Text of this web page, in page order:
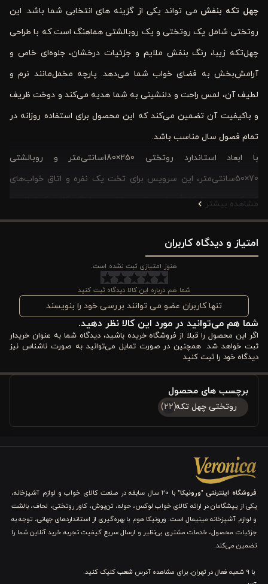
چهل تکه بنفش می تواند یکی از گزینه های انتخابی شما باشد. این
روتختی شامل یک روتختی و یک روبالشتی هماهنگ است که با طراحی
چهل‌تکه زیبا، رنگ بنفش ملایم و جزئیات درخشان، جلوه‌ای خاص و
آرامش‌بخش به فضای خواب شما می‌دهد. پارچه مخمل‌مانند نرم و
لطیف آن، لمس راحت و دلنشینی به شما هدیه می‌کند و دوخت ظریف
و باکیفیت آن تضمین می‌کند که این محصول برای استفاده روزانه در
تمام فصول سال مناسب باشد.
با ابعاد استاندارد روتختی 250×180سانتی‌متر و روبالشتی
70×50سانتی‌متر، این سرویس برای تخت یک نفره و اتاق خواب‌های
کوچک و متوسط کاملاً مناسب است. طراحی چهل‌تکه کلاسیک ایرانی با
رنگ بنفش، ترکیبی از سنت و مدرنیته را ارائه می‌دهد و باعث می‌شود
فضای اتاق خواب شما لوکس و جذاب به نظر برسد.
روتختی یک نفره ورونیکا؛ بهترین انتخاب برای هر سلیقه
عاشقان سبک کلاسیک و ایرانی:
اگر طرفدار دکوراسیون کلاسیک هستید،روتختی ورونیکا چهل تکه
بنفش بهترین گزینه برای شماست. رنگ بنفش و دوخت دقیق چهل‌تکه
با مبلمان چوبی، فرش‌های سنتی و پرده‌های طرح‌دار هماهنگ می‌شود و
جلوه‌ای اصیل و جذاب ایجاد می‌کند.
دوستداران سبک مدرن و مینیمال:
برای اتاق‌های مدرن، ترکیب این روتختی با کوسن‌های تک‌رنگ، پرده‌های
ساده و لوازم جانبی و سایر ترکیبات کالای خواب طوسی یا سفید، حس
مدرن و هماهنگی فضا را بیشتر می‌کند. خطوط ساده و رنگ‌بندی
محصول باعث می‌شود فضای اتاق آرام و مرتب دیده شود.
فضاهای فانتزی و دخترانه:
اگر اتاق خواب شما سبک فانتزی دارد، رنگ بنفش و طراحی چهل‌تکه این
مشاهده بیشتر
امتیاز و دیدگاه کاربران
هنوز امتیازی ثبت نشده است.
شما هم درباره این کالا دیدگاه ثبت کنید
تنها کاربران عضو می توانند بررسی خود را بنویسند
شما هم می‌توانید در مورد این کالا نظر دهید.
اگر این محصول را قبلا از فروشگاه خریده باشید، دیدگاه شما به عنوان خریدار
ثبت خواهد شد. همچنین در صورت تمایل می‌توانید به صورت ناشناس نیز
دیدگاه خود را ثبت کنید
برچسب های محصول
روتختی چهل تکه(22)
فروشگاه اینترنتی "ورونیکا"
با ۲۰ سال سابقه در صنعت کالای خواب و لوازم آشپزخانه،
یکی از پیشگامان در ارائه کالای خواب لوکس، حوله، تن‌پوش، کاور روتختی، لحاف، بالشت
و لوازم آشپزخانه مینیمال است. ورونیکا هوم با بهره‌گیری از استانداردهای جهانی، توجه به
جزئیات محصول، خدمات مشتری بی‌نظیر و ارسال سریع کیفیت تجربه خرید آنلاین شما را
تضمین می‌کند.
با 9 شعبه فعال در تهران. برای مشاهده آدرس شعبکلیک کنید.